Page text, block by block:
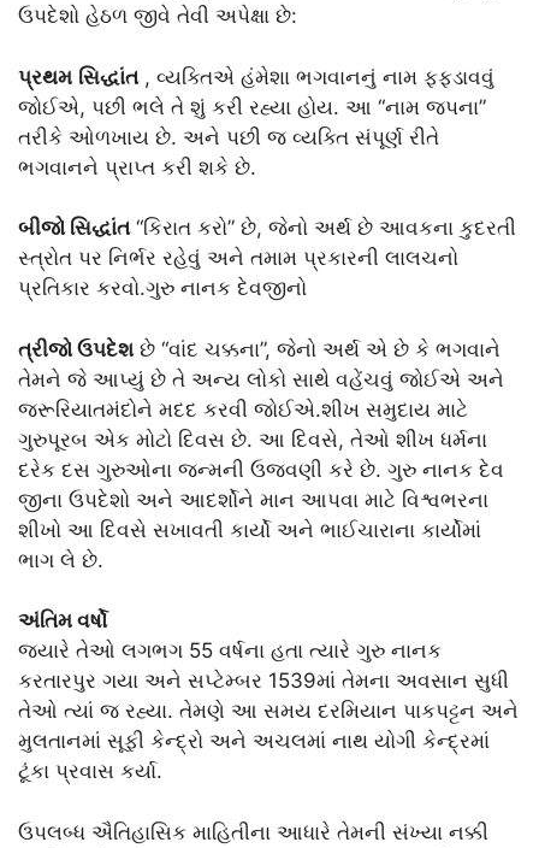
ઉપદેશો હેઠળ જીવે તેવી અપેક્ષા છે:
પ્રથમ સિદ્ધાંત, વ્યક્તિએ હંમેશા ભગવાનનું નામ ફફડાવવું
જોઈએ, પછી ભલે તે શું કરી રહ્યા હોય. આ “નામ જપના”
તરીકે ઓળખાય છે. અને પછી જ વ્યક્તિ સંપૂર્ણ રીતે
ભગવાનને પ્રાપ્ત કરી શકે છે.
બીજો સિદ્ધાંત“કિરાત કરો” છે, જેનો અર્થ છે આવકના કુદરતી
સ્ત્રોત પર નિર્ભર રહેવું અને તમામ પ્રકારની લાલચનો
પ્રતિકાર કરવો.ગુરુ નાનક દેવજીનો
ત્રીજો ઉપદેશ છે “વાંદ ચક્કના”, જેનો અર્થ એ છે કે ભગવાને
તેમને જે આપ્યું છે તે અન્ય લોકો સાથે વહેંચવું જોઈએ અને
જરૂરિયાતમંદોને મદદ કરવી જોઈએ.શીખ સમુદાય માટે
ગુરુપૂરબ એક મોટો દિવસ છે. આ દિવસે, તેઓ શીખ ધર્મના
દરેક દસ ગુરુઓના જન્મની ઉજવણી કરે છે. ગુરુ નાનક દેવ
જીના ઉપદેશો અને આદર્શોને માન આપવા માટે વિશ્વભરના
શીખો આ દિવસે સખાવતી કાર્યો અને ભાઈચારાના કાર્યોમાં
ભાગ લે છે.
અંતિમ વર્ષો
જ્યારે તેઓ લગભગ 55 વર્ષના હતા ત્યારે ગુરુ નાનક
કરતારપુર ગયા અને સપ્ટેમ્બર 1539માં તેમના અવસાન સુધી
તેઓ ત્યાં જ રહ્યા. તેમણે આ સમય દરમિયાન પાકપટ્ટન અને
મુલતાનમાં સૂફી કેન્દ્રો અને અચલમાં નાથ યોગી કેન્દ્રમાં
ટૂંકા પ્રવાસ કર્યા.
ઉપલબ્ધ ઐતિહાસિક માહિતીના આધારે તેમની સંખ્યા નક્કી